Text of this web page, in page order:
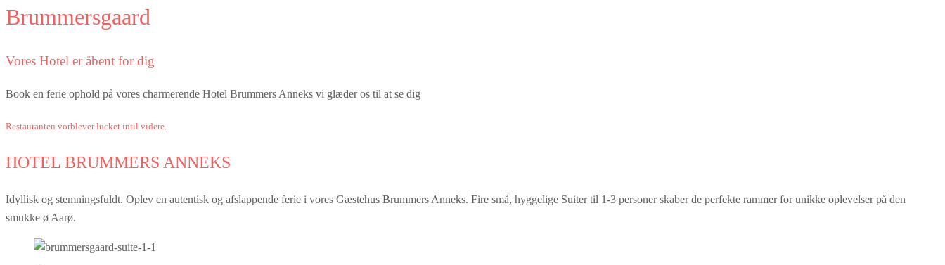
Brummersgaard
Vores Hotel er åbent for dig
Book en ferie ophold på vores charmerende Hotel Brummers Anneks vi glæder os til at se dig
Restauranten vorblever lucket intil videre.
HOTEL BRUMMERS ANNEKS
Idyllisk og stemningsfuldt. Oplev en autentisk og afslappende ferie i vores Gæstehus Brummers Anneks. Fire små, hyggelige Suiter til 1-3 personer skaber de perfekte rammer for unikke oplevelser på den
smukke ø Aarø.